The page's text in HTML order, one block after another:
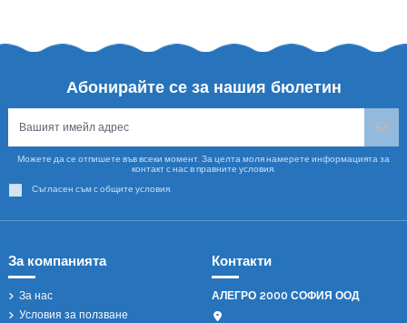
Абонирайте се за нашия бюлетин
Можете да се отпишете във всеки момент. За целта моля намерете информацията за
контакт с нас в правните условия.
Съгласен съм с общите условия.
За компанията
За нас
Условия за ползване
Контакти
АЛЕГРО 2000 СОФИЯ ООД